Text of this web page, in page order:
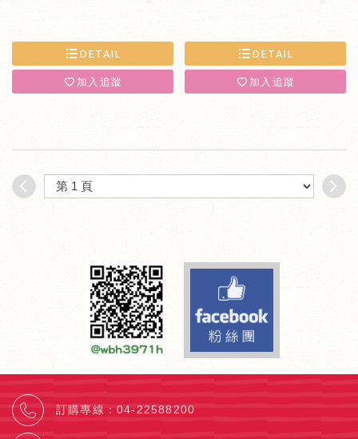
DETAIL
加入追蹤
DETAIL
加入追蹤
訂購專線 ：04-22588200